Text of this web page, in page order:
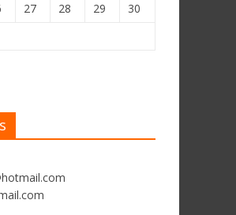
27 28 29
30